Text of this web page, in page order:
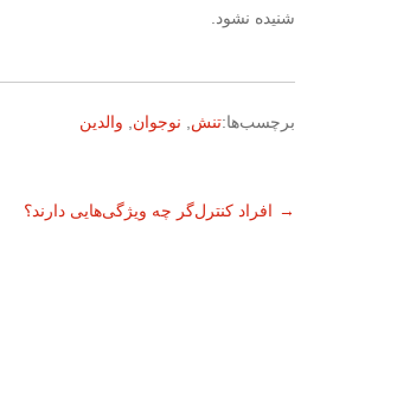
شنیده نشود.
برچسب‌ها:تنش, نوجوان, والدین
ناوبری
افراد کنترل‌گر چه ویژگی‌هایی دارند؟ →